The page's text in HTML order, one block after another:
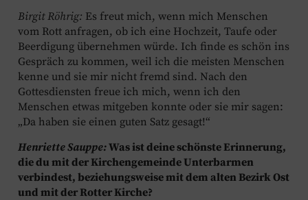
Birgit Röhrig: Es freut mich, wenn mich Menschen
vom Rott anfragen, ob ich eine Hochzeit, Taufe oder
Beerdigung übernehmen würde. Ich finde es schön ins
Gespräch zu kommen, weil ich die meisten Menschen
kenne und sie mir nicht fremd sind. Nach den
Gottesdiensten freue ich mich, wenn ich den
Menschen etwas mitgeben konnte oder sie mir sagen:
„Da haben sie einen guten Satz gesagt!“
Henriette Sauppe:Was ist deine schönste Erinnerung,
die du mit der Kirchengemeinde Unterbarmen
verbindest, beziehungsweise mit dem alten Bezirk Ost
und mit der Rotter Kirche?